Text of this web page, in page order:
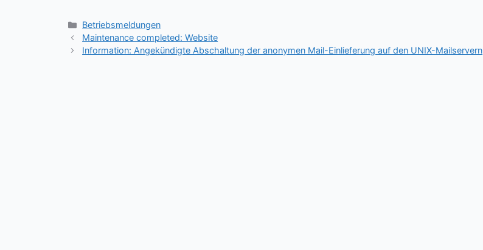
Kategorien
Betriebsmeldungen
Maintenance completed: Website
Information: Angekündigte Abschaltung der anonymen Mail-Einlieferung auf den UNIX-Mailservern